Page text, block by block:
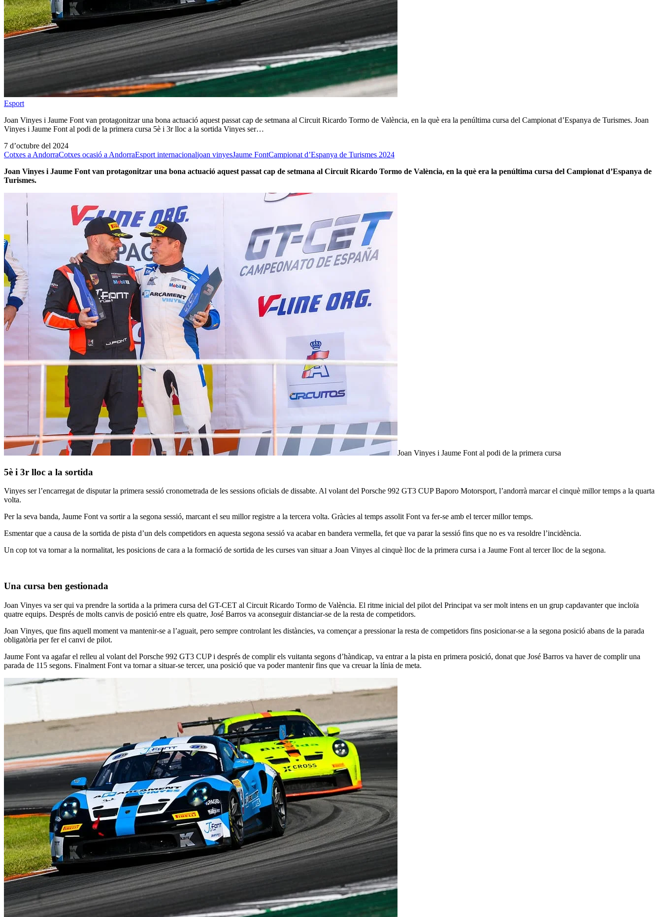
Esport
Joan Vinyes i Jaume Font van protagonitzar una bona actuació aquest passat cap de setmana al Circuit Ricardo Tormo de València, en la què era la penúltima cursa del Campionat d’Espanya de Turismes. Joan
Vinyes i Jaume Font al podi de la primera cursa 5è i 3r lloc a la sortida Vinyes ser…
7 d’octubre del 2024
Cotxes a AndorraCotxes ocasió a AndorraEsport internacionaljoan vinyesJaume FontCampionat d’Espanya de Turismes 2024
Joan Vinyes i Jaume Font van protagonitzar una bona actuació aquest passat cap de setmana al Circuit Ricardo Tormo de València, en la què era la penúltima cursa del Campionat d’Espanya de
Turismes.
Joan Vinyes i Jaume Font al podi de la primera cursa
5è i 3r lloc a la sortida
Vinyes ser l’encarregat de disputar la primera sessió cronometrada de les sessions oficials de dissabte. Al volant del Porsche 992 GT3 CUP Baporo Motorsport, l’andorrà marcar el cinquè millor temps a la quarta
volta.
Per la seva banda, Jaume Font va sortir a la segona sessió, marcant el seu millor registre a la tercera volta. Gràcies al temps assolit Font va fer-se amb el tercer millor temps.
Esmentar que a causa de la sortida de pista d’un dels competidors en aquesta segona sessió va acabar en bandera vermella, fet que va parar la sessió fins que no es va resoldre l’incidència.
Un cop tot va tornar a la normalitat, les posicions de cara a la formació de sortida de les curses van situar a Joan Vinyes al cinquè lloc de la primera cursa i a Jaume Font al tercer lloc de la segona.
Una cursa ben gestionada
Joan Vinyes va ser qui va prendre la sortida a la primera cursa del GT-CET al Circuit Ricardo Tormo de València. El ritme inicial del pilot del Principat va ser molt intens en un grup capdavanter que incloïa
quatre equips. Després de molts canvis de posició entre els quatre, José Barros va aconseguir distanciar-se de la resta de competidors.
Joan Vinyes, que fins aquell moment va mantenir-se a l’aguait, pero sempre controlant les distàncies, va començar a pressionar la resta de competidors fins posicionar-se a la segona posició abans de la parada
obligatòria per fer el canvi de pilot.
Jaume Font va agafar el relleu al volant del Porsche 992 GT3 CUP i després de complir els vuitanta segons d’hàndicap, va entrar a la pista en primera posició, donat que José Barros va haver de complir una
parada de 115 segons. Finalment Font va tornar a situar-se tercer, una posició que va poder mantenir fins que va creuar la línia de meta.